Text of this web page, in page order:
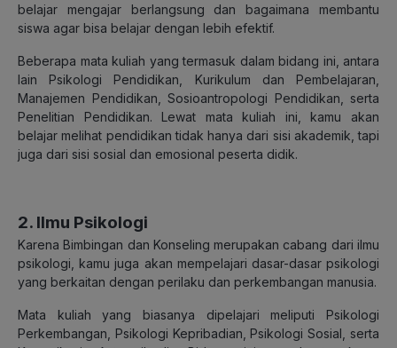
belajar mengajar berlangsung dan bagaimana membantu
siswa agar bisa belajar dengan lebih efektif.
Beberapa mata kuliah yang termasuk dalam bidang ini, antara
lain Psikologi Pendidikan, Kurikulum dan Pembelajaran,
Manajemen Pendidikan, Sosioantropologi Pendidikan, serta
Penelitian Pendidikan. Lewat mata kuliah ini, kamu akan
belajar melihat pendidikan tidak hanya dari sisi akademik, tapi
juga dari sisi sosial dan emosional peserta didik.
2. Ilmu Psikologi
Karena Bimbingan dan Konseling merupakan cabang dari ilmu
psikologi, kamu juga akan mempelajari dasar-dasar psikologi
yang berkaitan dengan perilaku dan perkembangan manusia.
Mata kuliah yang biasanya dipelajari meliputi Psikologi
Perkembangan, Psikologi Kepribadian, Psikologi Sosial, serta